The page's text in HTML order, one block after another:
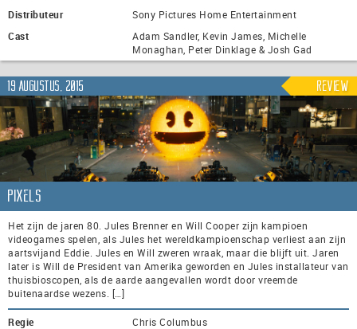
Distributeur
Sony Pictures Home Entertainment
Cast
Adam Sandler, Kevin James, Michelle
Monaghan, Peter Dinklage & Josh Gad
19 augustus, 2015 Review
Pixels
Het zijn de jaren 80. Jules Brenner en Will Cooper zijn kampioen
videogames spelen, als Jules het wereldkampioenschap verliest aan zijn
aartsvijand Eddie. Jules en Will zweren wraak, maar die blijft uit. Jaren
later is Will de President van Amerika geworden en Jules installateur van
thuisbioscopen, als de aarde aangevallen wordt door vreemde
buitenaardse wezens. […]
Regie
Chris Columbus